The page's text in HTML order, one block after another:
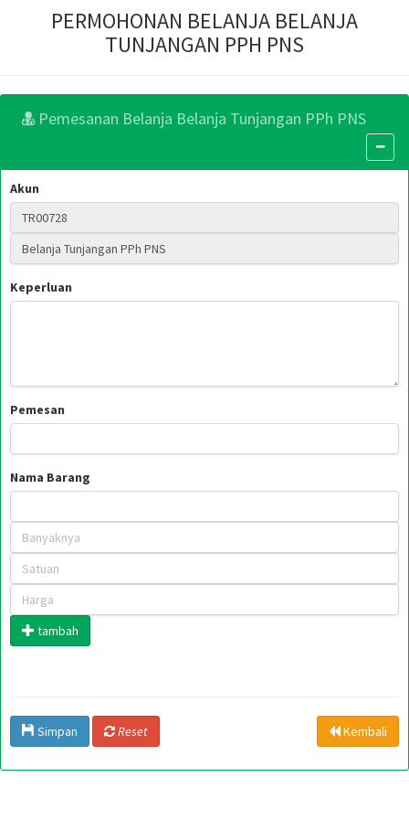
PERMOHONAN BELANJA BELANJA
TUNJANGAN PPH PNS
Pemesanan Belanja Belanja Tunjangan PPh PNS
Akun
Keperluan
Pemesan
Nama Barang
tambah
Simpan Reset Kembali